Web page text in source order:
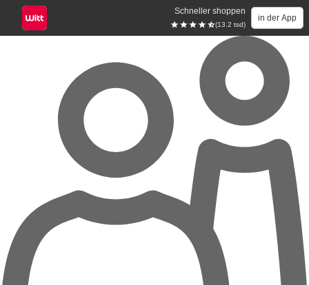
Schneller shoppen
(13.2 tsd)
in der App